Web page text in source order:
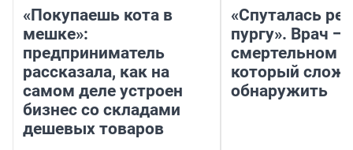
«Покупаешь кота в
мешке»:
предприниматель
рассказала, как на
самом деле устроен
бизнес со складами
дешевых товаров
«Спуталась
пургу». Врач —
смертельном
который
обнаружить